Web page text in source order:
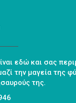
εδώ και σας
την μαγεία της
της.